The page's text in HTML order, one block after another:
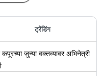
ट्रेंडिंग
जुन्या वक्तव्यावर अभिनेत्री